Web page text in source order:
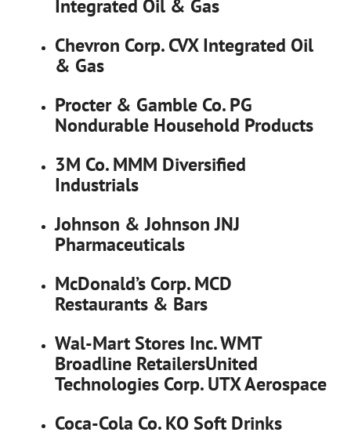
Integrated Oil & Gas
Chevron Corp. CVX Integrated Oil
& Gas
Procter & Gamble Co. PG
Nondurable Household Products
3M Co. MMM Diversified
Industrials
Johnson & Johnson JNJ
Pharmaceuticals
McDonald’s Corp. MCD
Restaurants & Bars
Wal-Mart Stores Inc. WMT
Broadline RetailersUnited
Technologies Corp. UTX Aerospace
Coca-Cola Co. KO Soft Drinks